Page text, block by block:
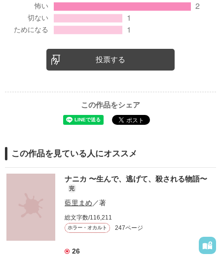
投票する
この作品をシェア
この作品を見ている人にオススメ
ナニカ 〜生んで、逃げて、殺される物語〜
完
藍里まめ ／著
総文字数/116,211
ホラー・オカルト 247ページ
26